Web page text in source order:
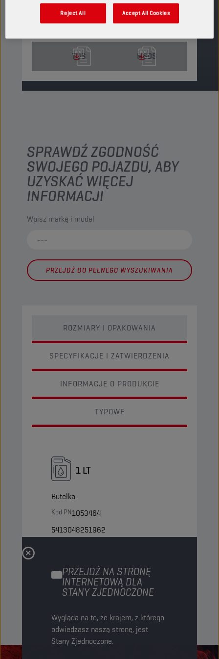
PRZEJDŹ NA STRONĘ
INTERNETOWĄ DLA
STANY ZJEDNOCZONE
Wygląda na to, że krajem, z którego
odwiedzasz naszą stronę, jest
Stany Zjednoczone.
ZNAJDŹ PUNKT SPRZEDAŻY
TDS MSDS
SPRAWDŹ ZGODNOŚĆ
SWOJEGO POJAZDU, ABY
UZYSKAĆ WIĘCEJ
INFORMACJI
Wpisz markę i model
PRZEJDŹ DO PEŁNEGO WYSZUKIWANIA
ROZMIARY I OPAKOWANIA
SPECYFIKACJE I ZATWIERDZENIA
INFORMACJE O PRODUKCIE
TYPOWE
1 LT
Butelka
Kod PN1053464
5413048251962
Status NORMALNY
Reject All Accept All Cookies